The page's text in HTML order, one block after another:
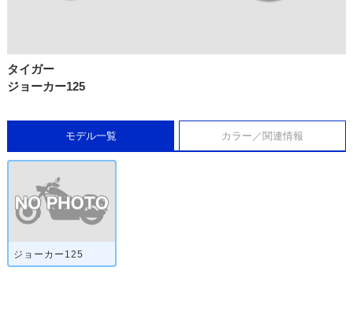
タイガー
ジョーカー125
モデル一覧 カラー／関連情報
ジョーカー125